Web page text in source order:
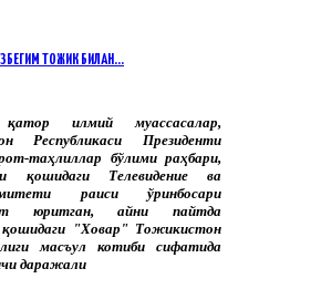
ТОЖИК БИЛАН…
илмий муассасалар,
Республикаси Президенти
таҳлиллар бўлими раҳбари,
қошидаги Телевидение ва
раиси ўринбосари
юритган, айни пайтда
"Ховар" Тожикистон
масъул котиби сифатида
даражали